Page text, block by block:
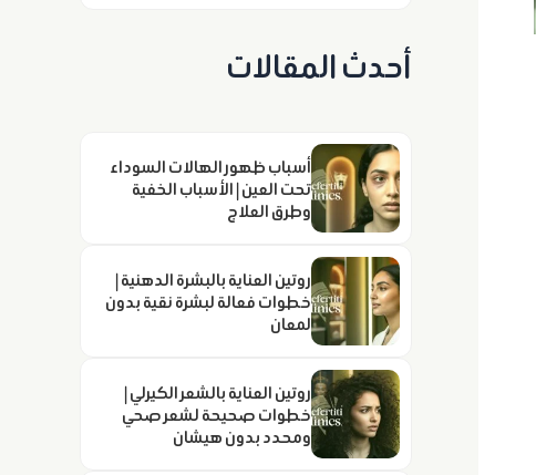
أحدث المقالات
أسباب ظهور الهالات السوداء
تحت العين | الأسباب الخفية
وطرق العلاج
روتين العناية بالبشرة الدهنية |
خطوات فعالة لبشرة نقية بدون
لمعان
روتين العناية بالشعر الكيرلي |
خطوات صحيحة لشعر صحي
ومحدد بدون هيشان